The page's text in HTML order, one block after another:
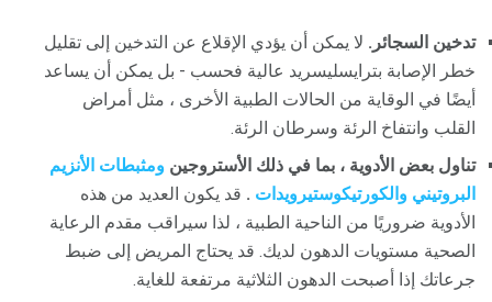
تدخين السجائر. لا يمكن أن يؤدي الإقلاع عن التدخين إلى تقليل
خطر الإصابة بترايسليسريد عالية فحسب - بل يمكن أن يساعد
أيضًا في الوقاية من الحالات الطبية الأخرى ، مثل أمراض
القلب وانتفاخ الرئة وسرطان الرئة.
تناول بعض الأدوية ، بما في ذلك الأستروجين ومثبطات الأنزيم
البروتيني والكورتيكوستيرويدات . قد يكون العديد من هذه
الأدوية ضروريًا من الناحية الطبية ، لذا سيراقب مقدم الرعاية
الصحية مستويات الدهون لديك. قد يحتاج المريض إلى ضبط
جرعاتك إذا أصبحت الدهون الثلاثية مرتفعة للغاية.